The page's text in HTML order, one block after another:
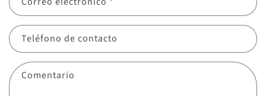
Teléfono de contacto
Comentario